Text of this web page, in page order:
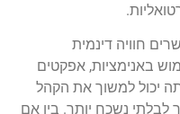
חוויה דינמית
באנימציות, אפקטים
יכול למשוך את הקהל
נשכח יותר. בין אם